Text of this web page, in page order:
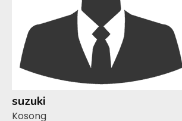
suzuki
Kosong